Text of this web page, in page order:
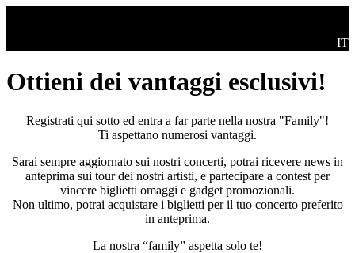
IT
Ottieni dei vantaggi esclusivi!
Registrati qui sotto ed entra a far parte nella nostra "Family"!
Ti aspettano numerosi vantaggi.
Sarai sempre aggiornato sui nostri concerti, potrai ricevere news in
anteprima sui tour dei nostri artisti, e partecipare a contest per
vincere biglietti omaggi e gadget promozionali.
Non ultimo, potrai acquistare i biglietti per il tuo concerto preferito
in anteprima.
La nostra “family” aspetta solo te!